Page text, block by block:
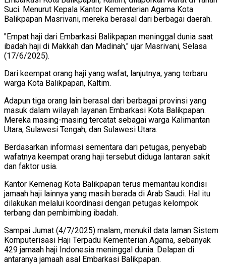
Suci. Menurut Kepala Kantor Kementerian Agama Kota
Balikpapan Masrivani, mereka berasal dari berbagai daerah.
"Empat haji dari Embarkasi Balikpapan meninggal dunia saat
ibadah haji di Makkah dan Madinah," ujar Masrivani, Selasa
(17/6/2025).
Dari keempat orang haji yang wafat, lanjutnya, yang terbaru
warga Kota Balikpapan, Kaltim.
Adapun tiga orang lain berasal dari berbagai provinsi yang
masuk dalam wilayah layanan Embarkasi Kota Balikpapan.
Mereka masing-masing tercatat sebagai warga Kalimantan
Utara, Sulawesi Tengah, dan Sulawesi Utara.
Berdasarkan informasi sementara dari petugas, penyebab
wafatnya keempat orang haji tersebut diduga lantaran sakit
dan faktor usia.
Kantor Kemenag Kota Balikpapan terus memantau kondisi
jamaah haji lainnya yang masih berada di Arab Saudi. Hal itu
dilakukan melalui koordinasi dengan petugas kelompok
terbang dan pembimbing ibadah.
Sampai Jumat (4/7/2025) malam, menukil data laman Sistem
Komputerisasi Haji Terpadu Kementerian Agama, sebanyak
429 jamaah haji Indonesia meninggal dunia. Delapan di
antaranya jamaah asal Embarkasi Balikpapan.